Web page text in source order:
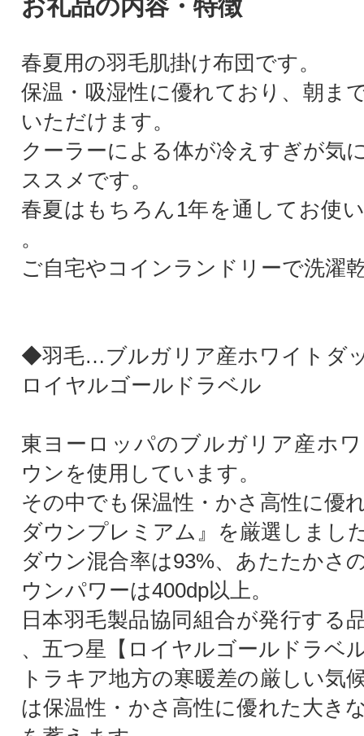
お礼品の内容・特徴
春夏用の羽毛肌掛け布団です。
保温・吸湿性に優れており、朝ま
いただけます。
クーラーによる体が冷えすぎが気
ススメです。
春夏はもちろん1年を通してお使
。
ご自宅やコインランドリーで洗濯
◆羽毛…ブルガリア産ホワイトダ
ロイヤルゴールドラベル
東ヨーロッパのブルガリア産ホ
ウンを使用しています。
その中でも保温性・かさ高性に優
ダウンプレミアム』を厳選しまし
ダウン混合率は93%、あたたかさ
ウンパワーは400dp以上。
日本羽毛製品協同組合が発行する
、五つ星【ロイヤルゴールドラベ
トラキア地方の寒暖差の厳しい気
は保温性・かさ高性に優れた大き